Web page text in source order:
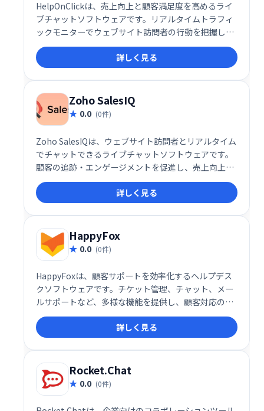
HelpOnClickは、売上向上と顧客満足度を高めるライ
ブチャットソフトウェアです。リアルタイムトラフィ
ックモニターでウェブサイト訪問者の行動を把握し、
適切なタイミングでチャットに招待することで、見込
み客を顧客へと転換します。ウェブサイトへの訪問者
を逃さず、エンゲージメントを高め、売上を伸ばした
い企業に最適なソリューションです。
詳しく見る
Zoho SalesIQ
0.0 (0件)
Zoho SalesIQは、ウェブサイト訪問者とリアルタイム
でチャットできるライブチャットソフトウェアです。
顧客の追跡・エンゲージメントを促進し、売上向上に
貢献します。SEOや広告の効果測定にも役立ちます。2
ユーザーまでは無料で利用可能です。 今すぐ無料プラ
ンを始めましょう！
詳しく見る
HappyFox
0.0 (0件)
HappyFoxは、顧客サポートを効率化するヘルプデス
クソフトウェアです。チケット管理、チャット、メー
ルサポートなど、多様な機能を提供し、顧客対応の迅
速化と業務の効率化を実現します。ユーザーフレンド
リーなインターフェースで、スムーズな導入と運用が
可能です。
詳しく見る
Rocket.Chat
0.0 (0件)